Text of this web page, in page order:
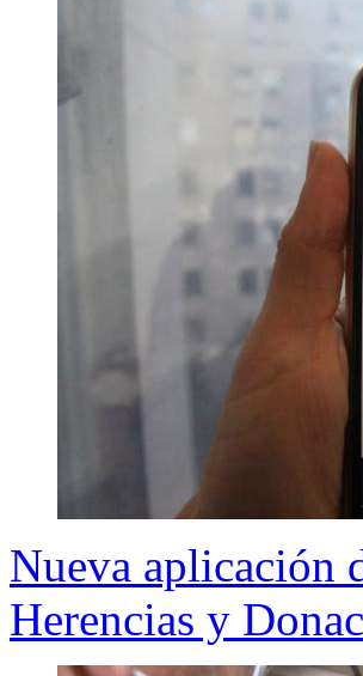
Nueva aplicación
Herencias y